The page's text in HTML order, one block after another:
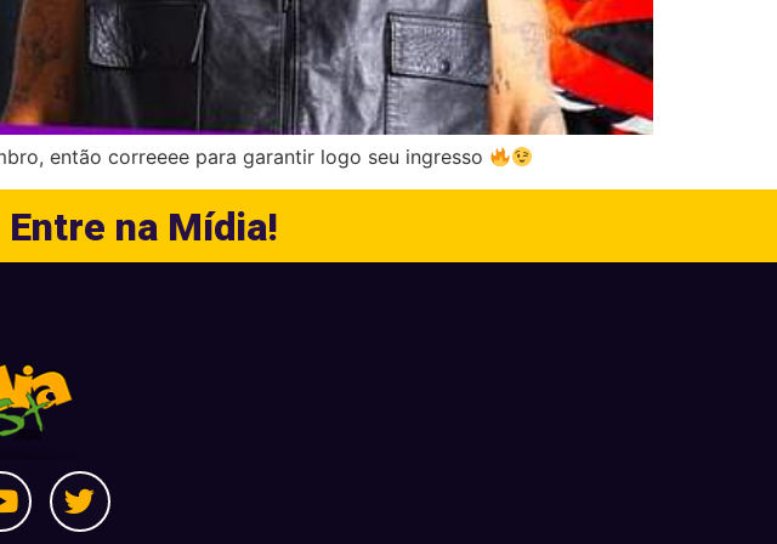
então correeee para garantir logo seu ingresso
na Mídia!